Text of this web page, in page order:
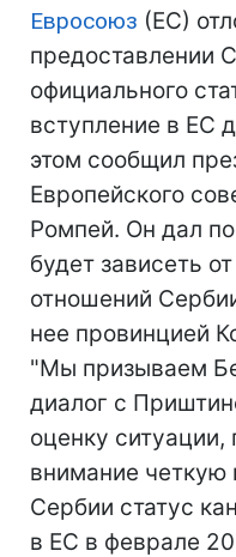
Евросоюз (ЕС)
предоставлении
официального
вступление в ЕС
этом сообщил
Европейского
Ромпей. Он дал
будет зависеть
отношений
нее провинцией
"Мы призываем
диалог с
оценку
внимание четкую
Сербии статус
в ЕС в феврале